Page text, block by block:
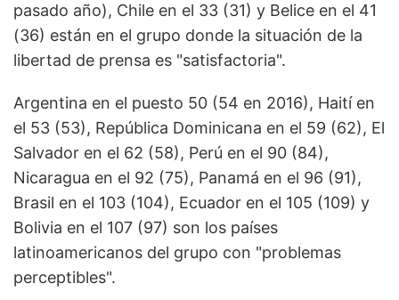
pasado año), Chile en el 33 (31) y Belice en el 41
(36) están en el grupo donde la situación de la
libertad de prensa es "satisfactoria".
Argentina en el puesto 50 (54 en 2016), Haití en
el 53 (53), República Dominicana en el 59 (62), El
Salvador en el 62 (58), Perú en el 90 (84),
Nicaragua en el 92 (75), Panamá en el 96 (91),
Brasil en el 103 (104), Ecuador en el 105 (109) y
Bolivia en el 107 (97) son los países
latinoamericanos del grupo con "problemas
perceptibles".